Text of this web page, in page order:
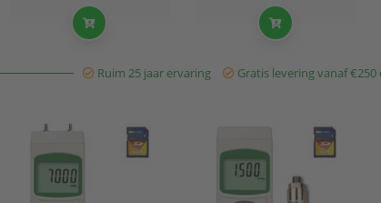
Ruim 25 jaar ervaring Gratis levering vanaf €250